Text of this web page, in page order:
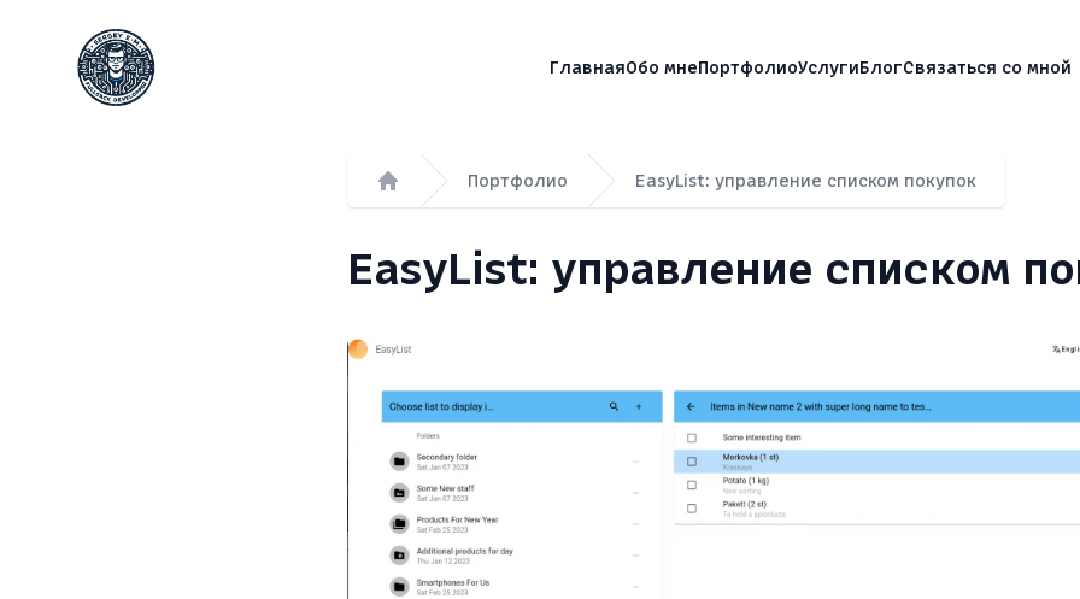
Сергей Емельянов - частный PHP-программист, разработчик Vtiger CRM
ГлавнаяОбо мнеПортфолиоУслугиБлогСвязаться со мной
Главная
Портфолио EasyList: управление списком покупок
EasyList: управление списком